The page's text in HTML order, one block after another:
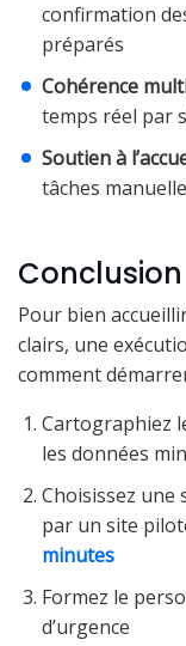
confirmation
préparés
Cohérence
temps réel par
Soutien à
tâches
Conclusion
Pour bien
clairs, une
comment
Cartographiez
les données
Choisissez une
par un site
minutes
Formez le
d’urgence